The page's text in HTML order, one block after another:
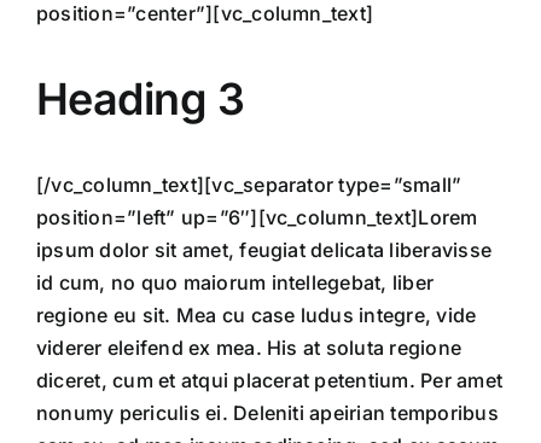
position=”center”][vc_column_text]
Heading 3
[/vc_column_text][vc_separator type=”small”
position=”left” up=”6″][vc_column_text]Lorem
ipsum dolor sit amet, feugiat delicata liberavisse
id cum, no quo maiorum intellegebat, liber
regione eu sit. Mea cu case ludus integre, vide
viderer eleifend ex mea. His at soluta regione
diceret, cum et atqui placerat petentium. Per amet
nonumy periculis ei. Deleniti apeirian temporibus